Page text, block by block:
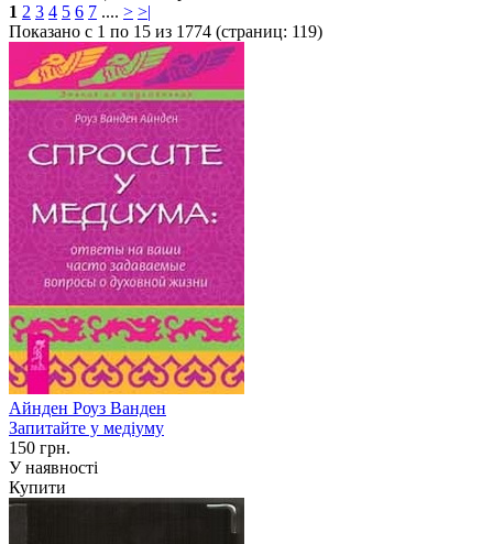
1 2 3 4 5 6 7 .... > >|
Показано с 1 по 15 из 1774 (страниц: 119)
Айнден Роуз Ванден
Запитайте у медіуму
150 грн.
У наявності
Купити